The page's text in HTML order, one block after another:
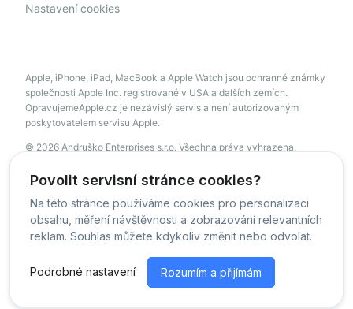
Povolit servisní stránce cookies?
Na této stránce používáme cookies pro personalizaci
obsahu, měření návštěvnosti a zobrazování relevantních
reklam. Souhlas můžete kdykoliv změnit nebo odvolat.
Podrobné nastavení Rozumím a přijímám
Nastavení cookies
Apple, iPhone, iPad, MacBook a Apple Watch jsou ochranné známky
společnosti Apple Inc. registrované v USA a dalších zemích.
OpravujemeApple.cz je nezávislý servis a není autorizovaným
poskytovatelem servisu Apple.
© 2026 Andruško Enterprises s.r.o. Všechna práva vyhrazena.
© OpravujemeApple - 2026 -Všechna práva vyhrazena.
Běžíme na
MyRepair.app